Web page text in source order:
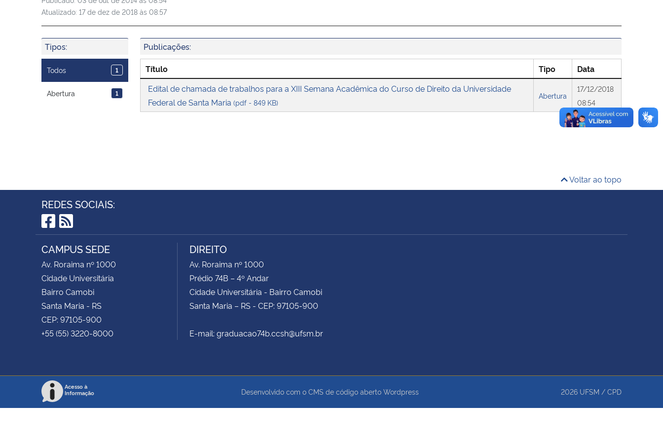
Atualizado: 17 de dez de 2018 às 08:57
Tipos:
Todos 1
Abertura 1
Publicações:
Título Tipo
Data
Edital de chamada de trabalhos para a XIII Semana Acadêmica do Curso de Direito da Universidade
Federal de Santa Maria (pdf - 849 KB)
Abertura
17/12/2018
08:54
Voltar ao topo
REDES SOCIAIS:
Facebook
RSS
CAMPUS SEDE
Av. Roraima nº 1000
Cidade Universitária
Bairro Camobi
Santa Maria - RS
CEP: 97105-900
+55 (55) 3220-8000
DIREITO
Av. Roraima nº 1000
Prédio 74B – 4º Andar
Cidade Universitária - Bairro Camobi
Santa Maria – RS - CEP: 97105-900
E-mail: graduacao74b.ccsh@ufsm.br
Acesso à
Informação
Desenvolvido com o CMS de código aberto Wordpress 2026 UFSM / CPD